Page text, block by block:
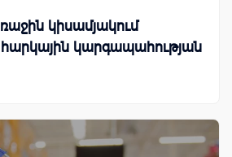
կիսամյակում
հարկային կարգապահության